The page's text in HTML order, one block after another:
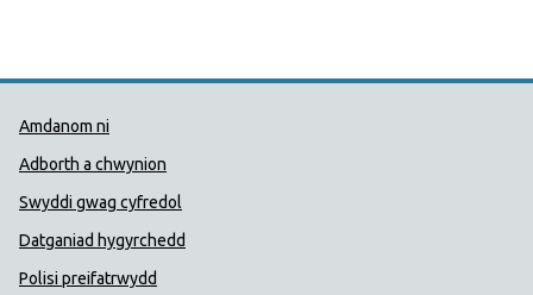
Dolenni Cymorth Iechyd
Amdanom ni
Adborth a chwynion
Swyddi gwag cyfredol
Datganiad hygyrchedd
Polisi preifatrwydd